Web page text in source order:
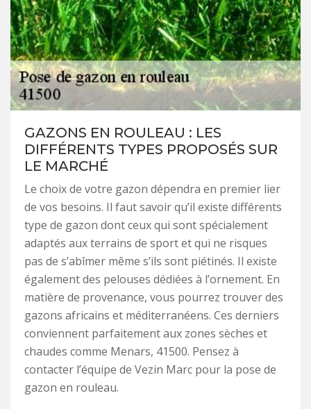
GAZONS EN ROULEAU : LES
DIFFÉRENTS TYPES PROPOSÉS SUR
LE MARCHÉ
Le choix de votre gazon dépendra en premier lier
de vos besoins. Il faut savoir qu’il existe différents
type de gazon dont ceux qui sont spécialement
adaptés aux terrains de sport et qui ne risques
pas de s’abîmer même s’ils sont piétinés. Il existe
également des pelouses dédiées à l’ornement. En
matière de provenance, vous pourrez trouver des
gazons africains et méditerranéens. Ces derniers
conviennent parfaitement aux zones sèches et
chaudes comme Menars, 41500. Pensez à
contacter l’équipe de Vezin Marc pour la pose de
gazon en rouleau.